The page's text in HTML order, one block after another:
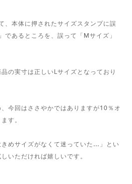
、本体に押されたサイズスタンプに誤
であるところを、誤って「Mサイズ」
の実寸は正しいLサイズとなっており
今回はささやかではありますが10％オ
す。
きめサイズがなくて迷っていた…」とい
いただければ嬉しいです。